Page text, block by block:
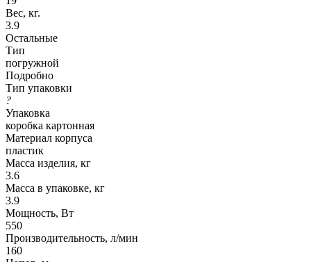
Вес, кг.
3.9
Остальные
Тип
погружной
Подробно
Тип упаковки
?
Упаковка
коробка картонная
Материал корпуса
пластик
Масса изделия, кг
3.6
Масса в упаковке, кг
3.9
Мощность, Вт
550
Производительность, л/мин
160